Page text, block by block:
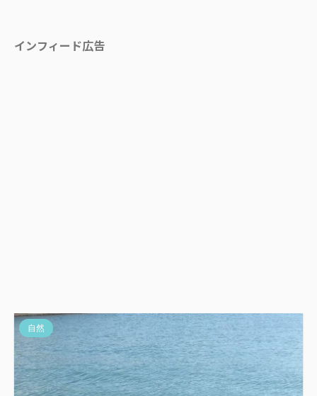
インフィード広告
自然